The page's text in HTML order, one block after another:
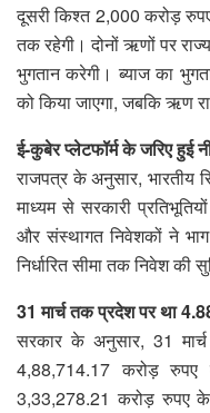
दूसरी किश्त 2,000 करोड़
तक रहेगी। दोनों ऋणों पर
भुगतान करेगी। ब्याज का
को किया जाएगा, जबकि ऋण
ई-कुबेर प्लेटफॉर्म के जरिए हुई
राजपत्र के अनुसार, भारतीय
माध्यम से सरकारी
और संस्थागत निवेशकों ने भाग
निर्धारित सीमा तक निवेश की
31 मार्च तक प्रदेश पर था
सरकार के अनुसार, 31
4,88,714.17 करोड़
3,33,278.21 करोड़ रुपए के